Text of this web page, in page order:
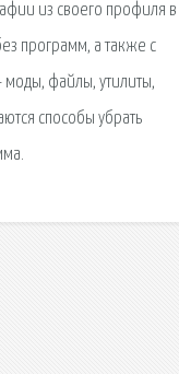
из своего профиля в
программ, а также с
файлы, утилиты,
способы убрать